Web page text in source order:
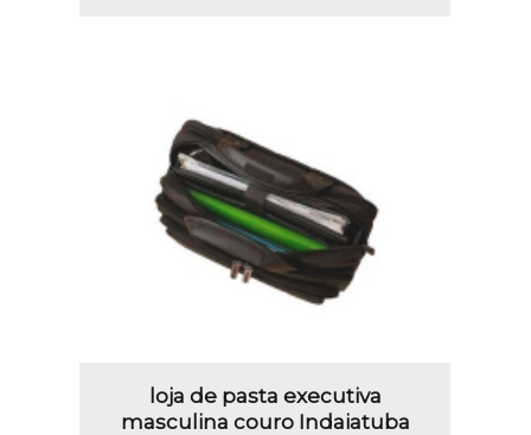
loja de pasta executiva
masculina couro Indaiatuba